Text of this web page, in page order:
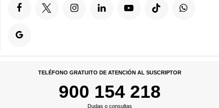
TELÉFONO GRATUITO DE ATENCIÓN AL SUSCRIPTOR
900 154 218
Dudas o consultas